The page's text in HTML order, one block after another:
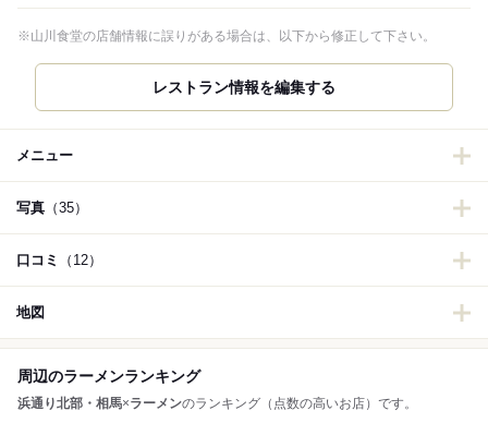
※山川食堂の店舗情報に誤りがある場合は、以下から修正して下さい。
メニュー
写真 （35）
口コミ （12）
地図
周辺のラーメンランキング
浜通り北部・相馬×ラーメンのランキング（点数の高いお店）です。